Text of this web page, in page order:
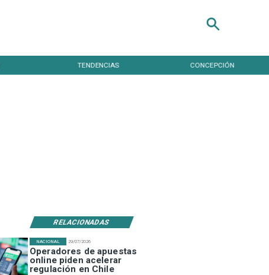
TENDENCIAS CONCEPCIÓN
RELACIONADAS
29/07/2026
Operadores de apuestas
online piden acelerar
regulación en Chile
NACIONAL